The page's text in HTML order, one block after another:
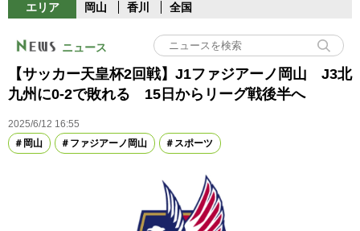
エリア 岡山 香川 全国
ニュース
【サッカー天皇杯2回戦】J1ファジアーノ岡山 J3北
九州に0-2で敗れる 15日からリーグ戦後半へ
2025/6/12 16:55
岡山
ファジアーノ岡山 スポーツ